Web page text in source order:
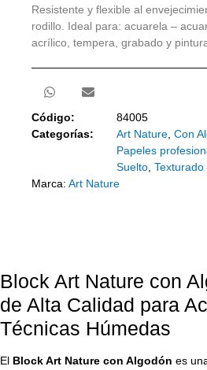
Resistente y flexible al
rodillo. Ideal para: acuarela –
acrílico, tempera, grabado y
Código:
84005
Categorías:
Art Nature, Con
Papeles
Suelto, Texturado
Marca: Art Nature
Block Art Nature con
de Alta Calidad para
Técnicas Húmedas
El Block Art Nature con Algodón es